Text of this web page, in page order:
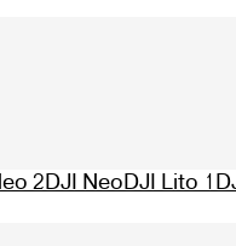
2DJI NeoDJI Lito 1